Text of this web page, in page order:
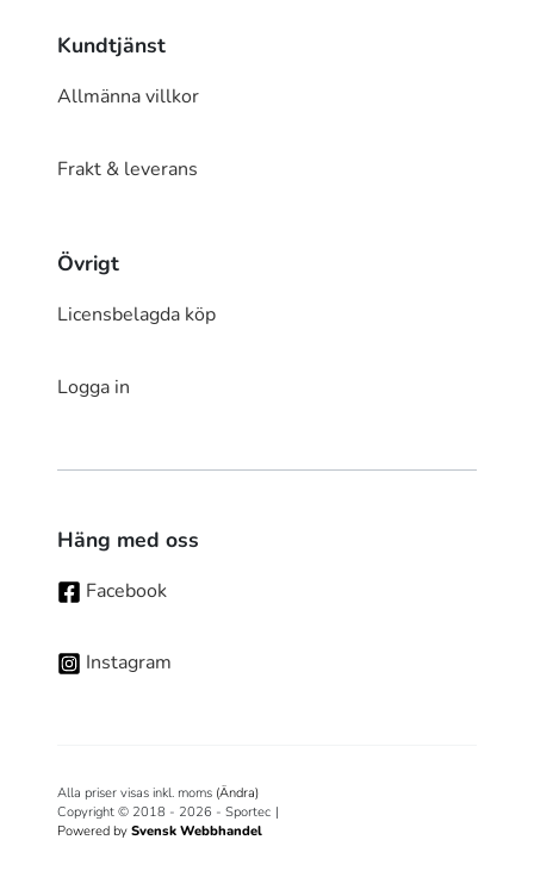
Kundtjänst
Allmänna villkor
Frakt & leverans
Övrigt
Licensbelagda köp
Logga in
Häng med oss
Facebook
Instagram
Alla priser visas inkl. moms (Ändra)
Copyright © 2018 - 2026 - Sportec |
Powered by Svensk Webbhandel